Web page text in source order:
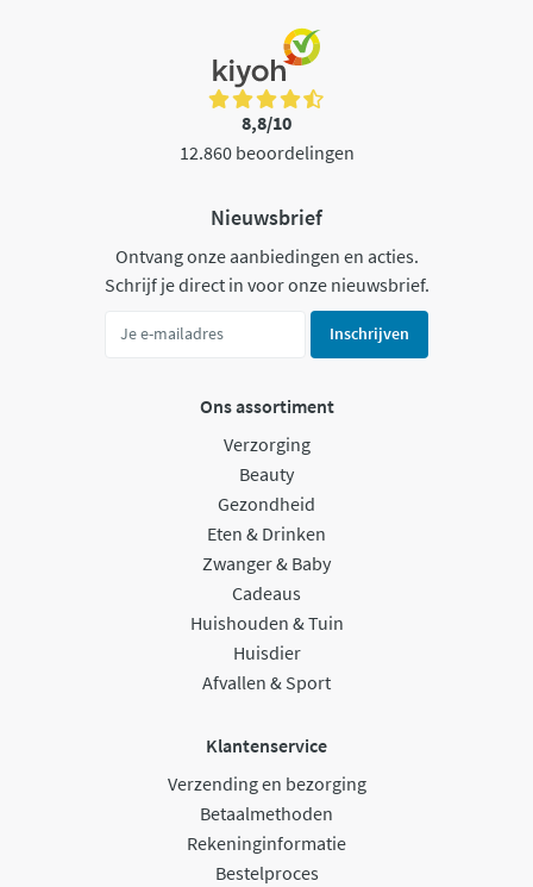
8,8/10
12.860 beoordelingen
Nieuwsbrief
Ontvang onze aanbiedingen en acties.
Schrijf je direct in voor onze nieuwsbrief.
Inschrijven
Ons assortiment
Verzorging
Beauty
Gezondheid
Eten & Drinken
Zwanger & Baby
Cadeaus
Huishouden & Tuin
Huisdier
Afvallen & Sport
Klantenservice
Verzending en bezorging
Betaalmethoden
Rekeninginformatie
Bestelproces